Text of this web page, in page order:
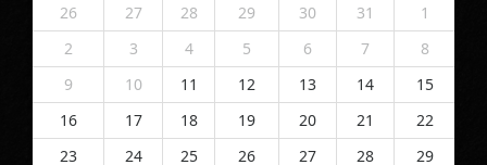
26
27 28 29 30 31
1
2
3 4 5 6 7
8
9
10 11 12 13 14
15
16
17 18 19 20 21
22
23
24 25 26 27 28
29